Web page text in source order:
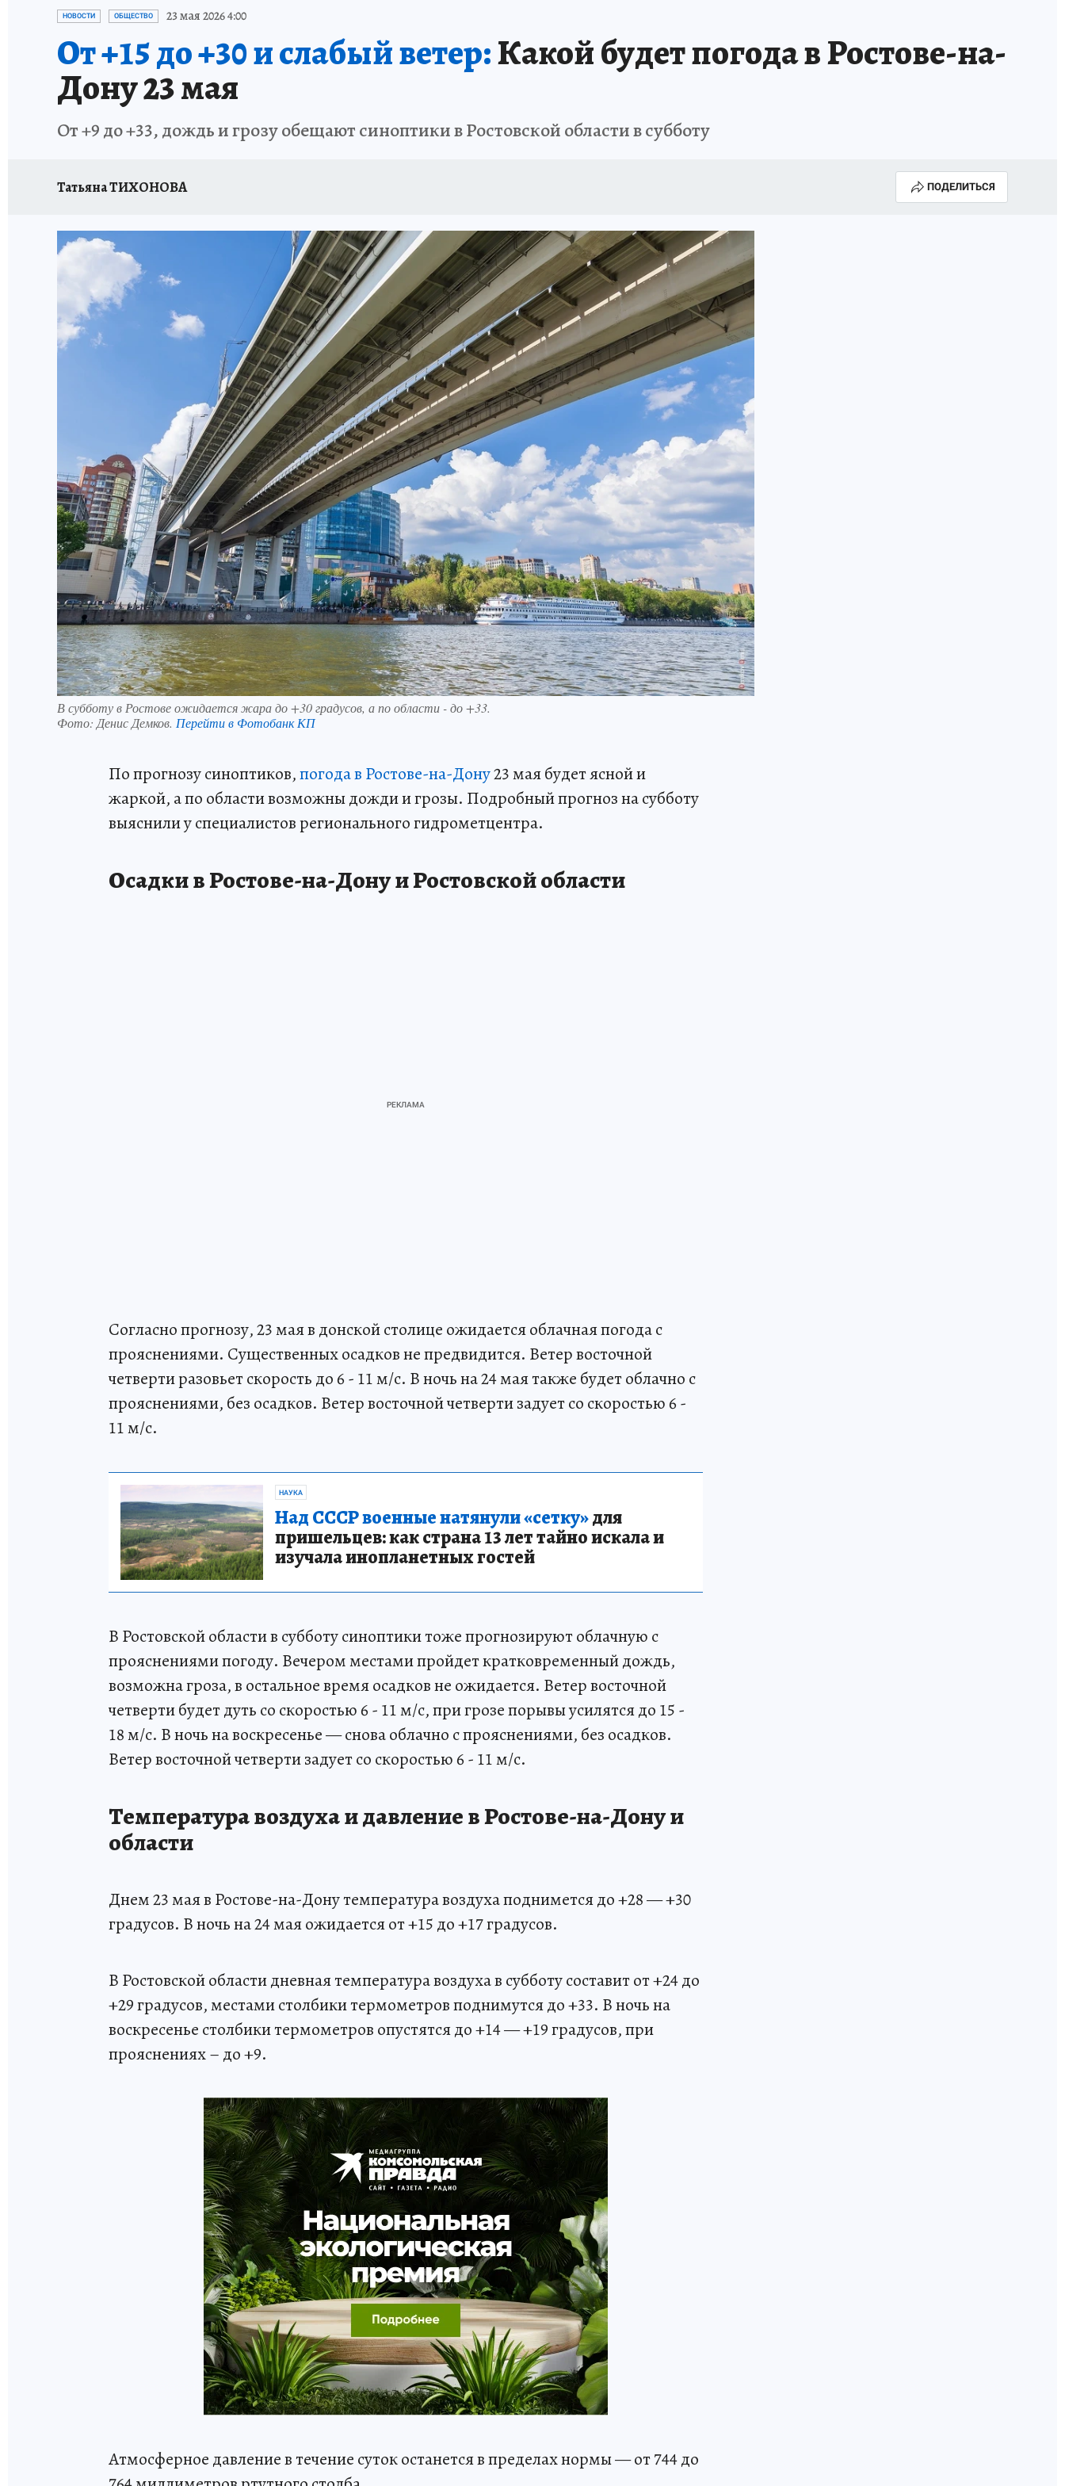
ЗАПОВЕДНАЯ РОССИЯ
НОВОСТИ ОБЩЕСТВО 23 мая 2026 4:00
От +15 до +30 и слабый ветер:Какой будет погода в Ростове-на-
Дону 23 мая
От +9 до +33, дождь и грозу обещают синоптики в Ростовской области в субботу
Татьяна ТИХОНОВА ПОДЕЛИТЬСЯ
В субботу в Ростове ожидается жара до +30 градусов, а по области - до +33.
Фото: Денис Демков. Перейти в Фотобанк КП
По прогнозу синоптиков,погода в Ростове-на-Дону23 мая будет ясной и
жаркой, а по области возможны дожди и грозы. Подробный прогноз на субботу
выяснили у специалистов регионального гидрометцентра.
Осадки в Ростове-на-Дону и Ростовской области
Согласно прогнозу, 23 мая в донской столице ожидается облачная погода с
прояснениями. Существенных осадков не предвидится. Ветер восточной
четверти разовьет скорость до 6 - 11 м/с. В ночь на 24 мая также будет облачно с
прояснениями, без осадков. Ветер восточной четверти задует со скоростью 6 -
11 м/с.
НАУКА
Над СССР военные натянули «сетку»для
пришельцев: как страна 13 лет тайно искала и
изучала инопланетных гостей
В Ростовской области в субботу синоптики тоже прогнозируют облачную с
прояснениями погоду. Вечером местами пройдет кратковременный дождь,
возможна гроза, в остальное время осадков не ожидается. Ветер восточной
четверти будет дуть со скоростью 6 - 11 м/с, при грозе порывы усилятся до 15 -
18 м/с. В ночь на воскресенье — снова облачно с прояснениями, без осадков.
Ветер восточной четверти задует со скоростью 6 - 11 м/с.
Температура воздуха и давление в Ростове-на-Дону и
области
Днем 23 мая в Ростове-на-Дону температура воздуха поднимется до +28 — +30
градусов. В ночь на 24 мая ожидается от +15 до +17 градусов.
В Ростовской области дневная температура воздуха в субботу составит от +24 до
+29 градусов, местами столбики термометров поднимутся до +33. В ночь на
воскресенье столбики термометров опустятся до +14 — +19 градусов, при
прояснениях – до +9.
Атмосферное давление в течение суток останется в пределах нормы — от 744 до